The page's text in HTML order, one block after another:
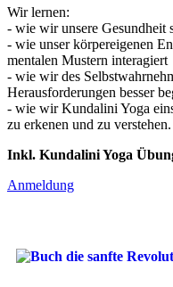
Wir lernen:
- wie wir unsere Gesundheit
- wie unser körpereigenen
mentalen Mustern interagiert
- wie wir des
Herausforderungen besser
- wie wir Kundalini Yoga
zu erkenen und zu verstehen.
Inkl. Kundalini Yoga
Anmeldung